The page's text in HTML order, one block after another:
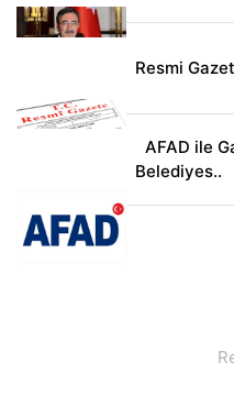
Resmi
AFAD ile
Belediyes..